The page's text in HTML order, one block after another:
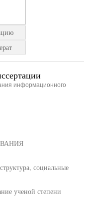
информационного
социальные
ученой степени